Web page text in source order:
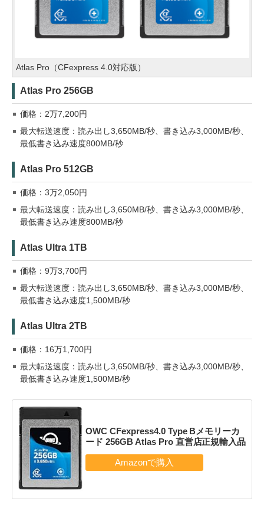
Atlas Pro（CFexpress 4.0対応版）
Atlas Pro 256GB
価格：2万7,200円
最大転送速度：読み出し3,650MB/秒、書き込み3,000MB/秒、
最低書き込み速度800MB/秒
Atlas Pro 512GB
価格：3万2,050円
最大転送速度：読み出し3,650MB/秒、書き込み3,000MB/秒、
最低書き込み速度800MB/秒
Atlas Ultra 1TB
価格：9万3,700円
最大転送速度：読み出し3,650MB/秒、書き込み3,000MB/秒、
最低書き込み速度1,500MB/秒
Atlas Ultra 2TB
価格：16万1,700円
最大転送速度：読み出し3,650MB/秒、書き込み3,000MB/秒、
最低書き込み速度1,500MB/秒
OWC CFexpress4.0 Type Bメモリーカ
ード 256GB Atlas Pro 直営店正規輸入品